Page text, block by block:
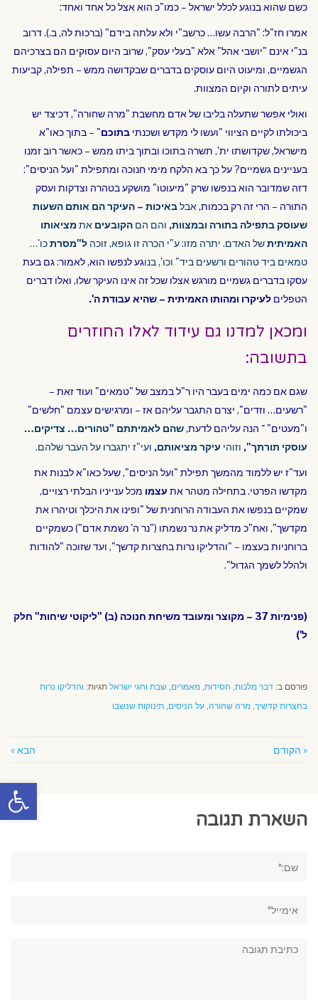
פתח
כשם שהוא בנוגע לכלל ישראל – כמו"כ הוא אצל כל אחד ואחד:
אמרו חז"ל: "הרבה עשו… כרשב"י ולא עלתה בידם" (ברכות לה, ב.). דרוב
בנ"י אינם "יושבי אהל" אלא "בעלי עסק", שרוב היום עסוקים הם בצרכיהם
הגשמיים, ומיעוט היום עוסקים בדברים שבקדושה ממש – תפילה, קביעות
עיתים לתורה וקיום המצוות.
ואולי אפשר שתעלה בליבו של אדם מחשבת "מרה שחורה", דכיצד יש
ביכולתו לקיים הציווי "ועשו לי מקדש ושכנתי בתוכם" – בתוך כאו"א
מישראל, שקדושתו ית', תשרה בתוכו ובתוך ביתו ממש – כאשר רוב זמנו
בעניינים גשמיים? על כך בא הלקח מימי חנוכה ומתפילת "ועל הניסים":
דזה שמדובר הוא בנפשו שרק "מיעוטו" מושקע בטהרה וצדקות ועסק
התורה – הרי זה רק בכמות,אבלבאיכות – העיקר הם אותם השעות
שעוסק בתפילה בתורה ובמצוות, והם הם הקובעים את מציאותו
האמיתיתשל האדם. יתרה מזו: ע"י הכרה זו גופא, זוכה ל"מסרתכו'…
טמאים ביד טהורים ורשעים ביד" וכו', בנוגע לנפשו הוא, לאמור: גם בעת
עסקו בדברים גשמיים מורגש אצלו שכל זה אינו העיקר שלו, ואלו דברים
הטפלים לעיקרו ומהותו האמיתית – שהיא עבודת ה'.
ומכאן למדנו גם עידוד לאלו החוזרים
בתשובה:
שגם אם כמה ימים בעבר היו ר"ל במצב של "טמאים" ועוד זאת –
"רשעים… וזדים", יצרם התגבר עליהם אז – ומרגישים עצמם "חלשים"
ו"מעטים" ־ הנה עליהם לדעת,שהם לאמיתתם "טהורים… צדיקים…
עוסקי תורתך", וזוהי עיקר מציאותם, ועי"ז יתגברו על העבר שלהם.
ועד"ז יש ללמוד מהמשך תפילת "ועל הניסים", שעל כאו"א לבנות את
מקדשו הפרטי. בתחילה מטהר את עצמו מכל ענייניו הבלתי רצויים,
שמקיים בנפשו את העבודה הרוחנית של "ופינו את היכלך וטיהרו את
מקדשך", ואח"כ מדליק את נר נשמתו ("נר ה' נשמת אדם") כשמקיים
ברוחניות בעצמו – "והדליקו נרות בחצרות קדשך", ועד שזוכה "להודות
ולהלל לשמך הגדול".
(פנימיות 37 – מקוצר ומעובד משיחת חנוכה (ב) "ליקוטי שיחות" חלק
ל')
פורסם ב: דבר מלכות, חסידות, מאמרים, שבת וחגי ישראל תגיות: והדליקו נרות
בחצרות קדשיך, מרה שחורה, על הניסים, תינוקות שנשבו
« הקודם הבא »
השארת תגובה